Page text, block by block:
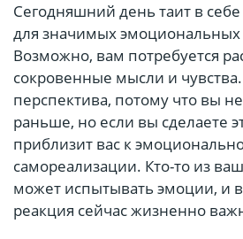
Сегодняшний день таит в
для значимых
Возможно, вам потребуется
сокровенные мысли и
перспектива, потому что вы
раньше, но если вы сделаете
приблизит вас к
самореализации. Кто-то из
может испытывать эмоции, и
реакция сейчас жизненно